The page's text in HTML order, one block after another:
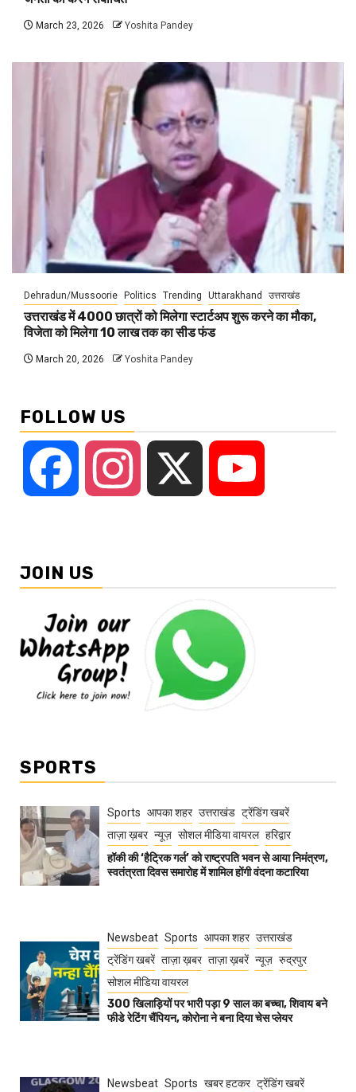
March 23, 2026 Yoshita Pandey
Dehradun/Mussoorie Politics Trending Uttarakhand उत्तराखंड
उत्तराखंड में 4000 छात्रों को मिलेगा स्टार्टअप शुरू करने का मौका,
विजेता को मिलेगा 10 लाख तक का सीड फंड
March 20, 2026 Yoshita Pandey
FOLLOW US
Facebook Instagram
JOIN US
SPORTS
Sports आपका शहर उत्तराखंड ट्रेंडिंग खबरें
ताज़ा ख़बर न्यूज़ सोशल मीडिया वायरल हरिद्वार
हॉकी की ‘हैट्रिक गर्ल’ को राष्ट्रपति भवन से आया निमंत्रण,
स्वतंत्रता दिवस समारोह में शामिल होंगी वंदना कटारिया
Newsbeat Sports आपका शहर उत्तराखंड
ट्रेंडिंग खबरें ताज़ा ख़बर ताज़ा ख़बरें न्यूज़ रुद्रपुर
सोशल मीडिया वायरल
300 खिलाड़ियों पर भारी पड़ा 9 साल का बच्चा, शिवाय बने
फीडे रेटिंग चैंपियन, कोरोना ने बना दिया चेस प्लेयर
Newsbeat Sports खबर हटकर ट्रेंडिंग खबरें